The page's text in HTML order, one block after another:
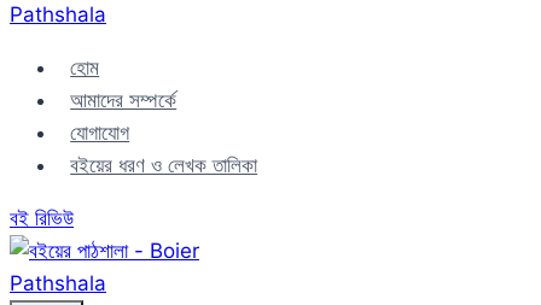
to
হোম
আমাদের সম্পর্কে
যোগাযোগ
বইয়ের ধরণ ও লেখক তালিকা
বই রিভিউ